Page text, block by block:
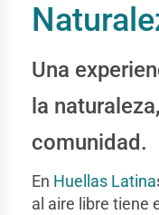
Una
la
comunidad.
En Huellas Latina
al aire libre tiene